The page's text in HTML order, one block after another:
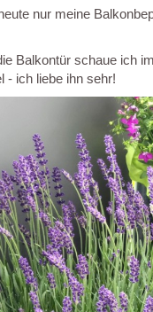
nur meine
Balkontür schaue ich
- ich liebe ihn sehr!